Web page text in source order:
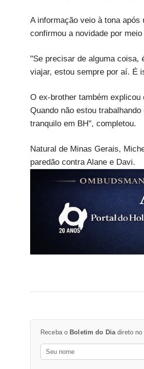
A informação veio à tona
confirmou a novidade por
"Se precisar de alguma coisa,
viajar, estou sempre por aí. É
O ex-brother também explicou
Quando não estou
tranquilo em BH", completou.
Natural de Minas Gerais,
paredão contra Alane e Davi.
Receba o Boletim do Dia direto no